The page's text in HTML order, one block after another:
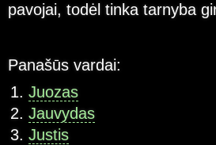
pavojai, todėl tinka tarnyba
Panašūs vardai:
Juozas
Jauvydas
Justis